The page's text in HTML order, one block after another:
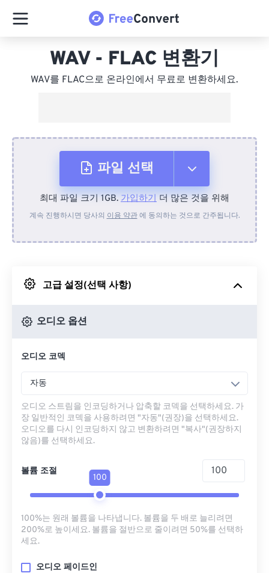
WAV - FLAC 변환기
WAV를 FLAC으로 온라인에서 무료로 변환하세요.
파일 선택
장치에서
Google 드라이브에서
최대 파일 크기 1GB. 가입하기 더 많은 것을 위해
계속 진행하시면 당사의 이용 약관에 동의하는 것으로 간주됩니다.
고급 설정(선택 사항)
오디오 옵션
오디오 코덱
자동
오디오 스트림을 인코딩하거나 압축할 코덱을 선택하세요. 가
장 일반적인 코덱을 사용하려면 "자동"(권장)을 선택하세요.
오디오를 다시 인코딩하지 않고 변환하려면 "복사"(권장하지
않음)를 선택하세요.
볼륨 조절
100
100%는 원래 볼륨을 나타냅니다. 볼륨을 두 배로 늘리려면
200%로 높이세요. 볼륨을 절반으로 줄이려면 50%를 선택하
세요.
오디오 페이드인